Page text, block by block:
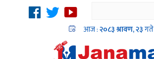
आज :२०८३ श्रावण, २३गते